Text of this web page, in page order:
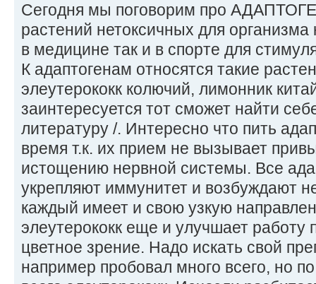
Сегодня мы поговорим про
растений нетоксичных для
в медицине так и в спорте для
К адаптогенам относятся такие
элеутерококк колючий, лимонник
заинтересуется тот сможет найти
литературу /. Интересно что пить
время т.к. их прием не вызывает
истощению нервной системы. Все
укрепляют иммунитет и возбуждают
каждый имеет и свою узкую
элеутерококк еще и улучшает работу
цветное зрение. Надо искать свой
например пробовал много всего, но